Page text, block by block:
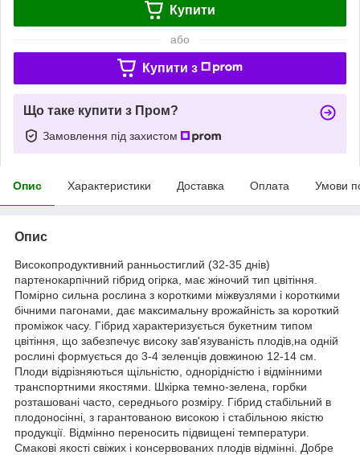
Купити
або
Купити з
Що таке купити з Пром?
Замовлення під захистом
Опис Характеристики Доставка Оплата Умови
Опис
Високопродуктивний ранньостиглий (32-35 днів)
партенокарпічний гібрид огірка, має жіночий тип цвітіння.
Помірно сильна рослина з короткими міжвузлями і короткими
бічними пагонами, дає максимальну врожайність за короткий
проміжок часу. Гібрид характеризується букетним типом
цвітіння, що забезпечує високу зав'язуваність плодів,на одній
рослині формується до 3-4 зеленців довжиною 12-14 см.
Плоди відрізняються щільністю, однорідністю і відмінними
транспортними якостями. Шкірка темно-зелена, горбки
розташовані часто, середнього розміру. Гібрид стабільний в
плодоносінні, з гарантованою високою і стабільною якістю
продукції. Відмінно переносить підвищені температури.
Смакові якості свіжих і консервованих плодів відмінні. Добре